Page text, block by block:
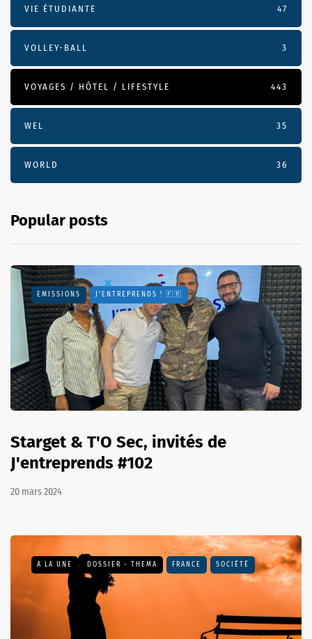
VIE ÉTUDIANTE 47
VOLLEY-BALL 3
VOYAGES / HÔTEL / LIFESTYLE 443
WEL 35
WORLD 36
Popular posts
EMISSIONS J'ENTREPRENDS ! 🇫🇷
Starget & T'O Sec, invités de
J'entreprends #102
20 mars 2024
A LA UNE DOSSIER - THEMA FRANCE SOCIÉTÉ